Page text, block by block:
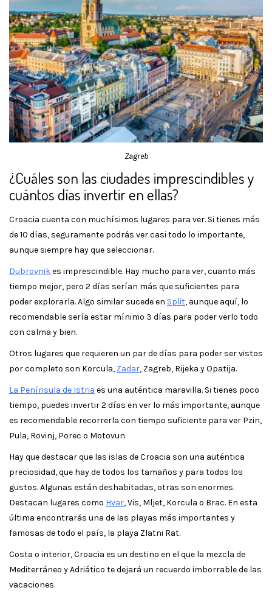
Zagreb
¿Cuáles son las ciudades imprescindibles y
cuántos días invertir en ellas?
Croacia cuenta con muchísimos lugares para ver. Si tienes más
de 10 días, seguramente podrás ver casi todo lo importante,
aunque siempre hay que seleccionar.
Dubrovnikes imprescindible. Hay mucho para ver, cuanto más
tiempo mejor, pero 2 días serían más que suficientes para
poder explorarla. Algo similar sucede en Split, aunque aquí, lo
recomendable sería estar mínimo 3 días para poder verlo todo
con calma y bien.
Otros lugares que requieren un par de días para poder ser vistos
por completo son Korcula, Zadar, Zagreb, Rijeka y Opatija.
La Península de Istria es una auténtica maravilla. Si tienes poco
tiempo, puedes invertir 2 días en ver lo más importante, aunque
es recomendable recorrerla con tiempo suficiente para ver Pzin,
Pula, Rovinj, Porec o Motovun.
Hay que destacar que las islas de Croacia son una auténtica
preciosidad, que hay de todos los tamaños y para todos los
gustos. Algunas están deshabitadas, otras son enormes.
Destacan lugares como Hvar, Vis, Mljet, Korcula o Brac. En esta
última encontrarás una de las playas más importantes y
famosas de todo el país, la playa Zlatni Rat.
Costa o interior, Croacia es un destino en el que la mezcla de
Mediterráneo y Adriático te dejará un recuerdo imborrable de las
vacaciones.